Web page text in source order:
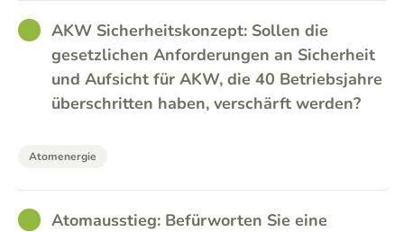
GOODAKW Sicherheitskonzept: Sollen die
gesetzlichen Anforderungen an Sicherheit
und Aufsicht für AKW, die 40 Betriebsjahre
überschritten haben, verschärft werden?
Atomenergie
GOODAtomausstieg: Befürworten Sie eine